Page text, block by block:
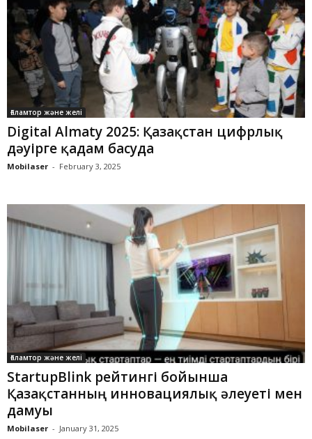
Ғаламтор және желі
Digital Almaty 2025: Қазақстан цифрлық
дәуірге қадам басуда
Mobilaser - February 3, 2025
Ғаламтор және желі
StartupBlink рейтингі бойынша
Қазақстанның инновациялық әлеуеті мен
дамуы
Mobilaser - January 31, 2025